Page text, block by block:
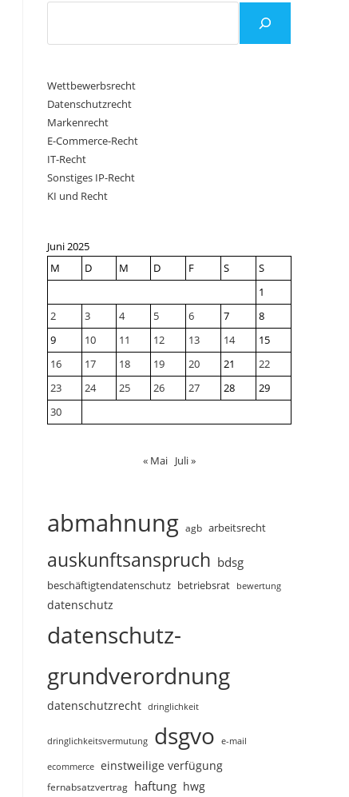
Wettbewerbsrecht
Datenschutzrecht
Markenrecht
E-Commerce-Recht
IT-Recht
Sonstiges IP-Recht
KI und Recht
Juni 2025
M
D M D F S
S
1
2
3 4 5 6 7
8
9
10 11 12 13 14
15
16
17 18 19 20 21
22
23
24 25 26 27 28
29
30
« Mai Juli »
abmahnung agb arbeitsrecht
auskunftsanspruch bdsg
beschäftigtendatenschutz betriebsrat bewertung
datenschutz
datenschutz-
grundverordnung
datenschutzrecht dringlichkeit
dringlichkeitsvermutung dsgvo e-mail
ecommerce einstweilige verfügung
fernabsatzvertrag haftung hwg